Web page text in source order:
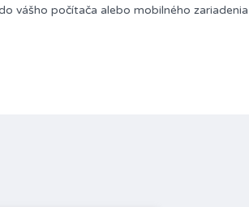
vášho počítača alebo mobilného